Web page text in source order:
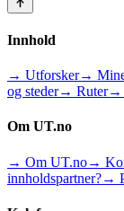
Innhold
→ Utforsker→
og steder→ Ruter→
Om UT.no
→ Om UT.no→
innholdspartner?→